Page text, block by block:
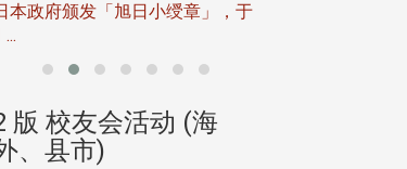
本政府颁发「旭日小绶章」，于
...
版 校友会活动 (海
、县市)